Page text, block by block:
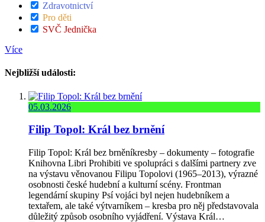
Zdravotnictví
Pro děti
SVČ Jednička
Více
Nejbližší události:
05.03.2026
Filip Topol: Král bez brnění
Filip Topol: Král bez brněníkresby – dokumenty – fotografie
Knihovna Libri Prohibiti ve spolupráci s dalšími partnery zve
na výstavu věnovanou Filipu Topolovi (1965–2013), výrazné
osobnosti české hudební a kulturní scény. Frontman
legendární skupiny Psí vojáci byl nejen hudebníkem a
textařem, ale také výtvarníkem – kresba pro něj představovala
důležitý způsob osobního vyjádření. Výstava Král…